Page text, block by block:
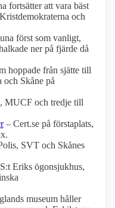
fortsätter att vara bäst
och
först som vanligt,
ner på fjärde då
hoppade från sjätte till
och Skåne på
MUCF och tredje till
– Cert.se på förstaplats,
SVT och Skånes
Eriks ögonsjukhus,
museum håller